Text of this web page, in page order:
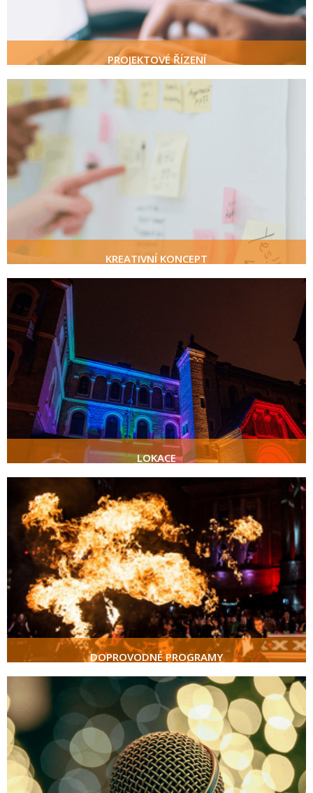
PROJEKTOVÉ ŘÍZENÍ
KREATIVNÍ KONCEPT
vaše představy naše nápady
jedinečné eventy
LOKACE
LOKACE
více
DOPROVODNÉ PROGRAMY
DOPROVODNÉ PROGRAMY
více
MODERÁTOŘI
více